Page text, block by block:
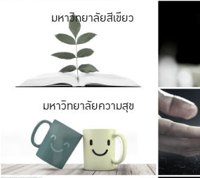
มหาวิทยาลัยสีเขียว
มหาวิทยาลัยความสุข